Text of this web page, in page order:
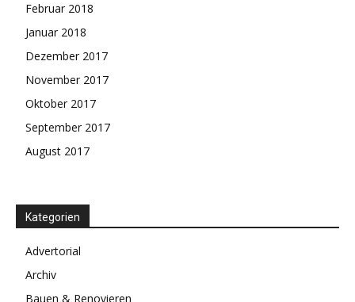
Februar 2018
Januar 2018
Dezember 2017
November 2017
Oktober 2017
September 2017
August 2017
Kategorien
Advertorial
Archiv
Bauen & Renovieren